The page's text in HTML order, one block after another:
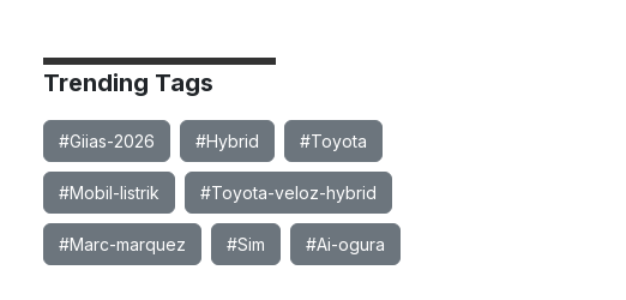
Trending Tags
#Giias-2026 #Hybrid #Toyota
#Mobil-listrik #Toyota-veloz-hybrid
#Marc-marquez #Sim #Ai-ogura